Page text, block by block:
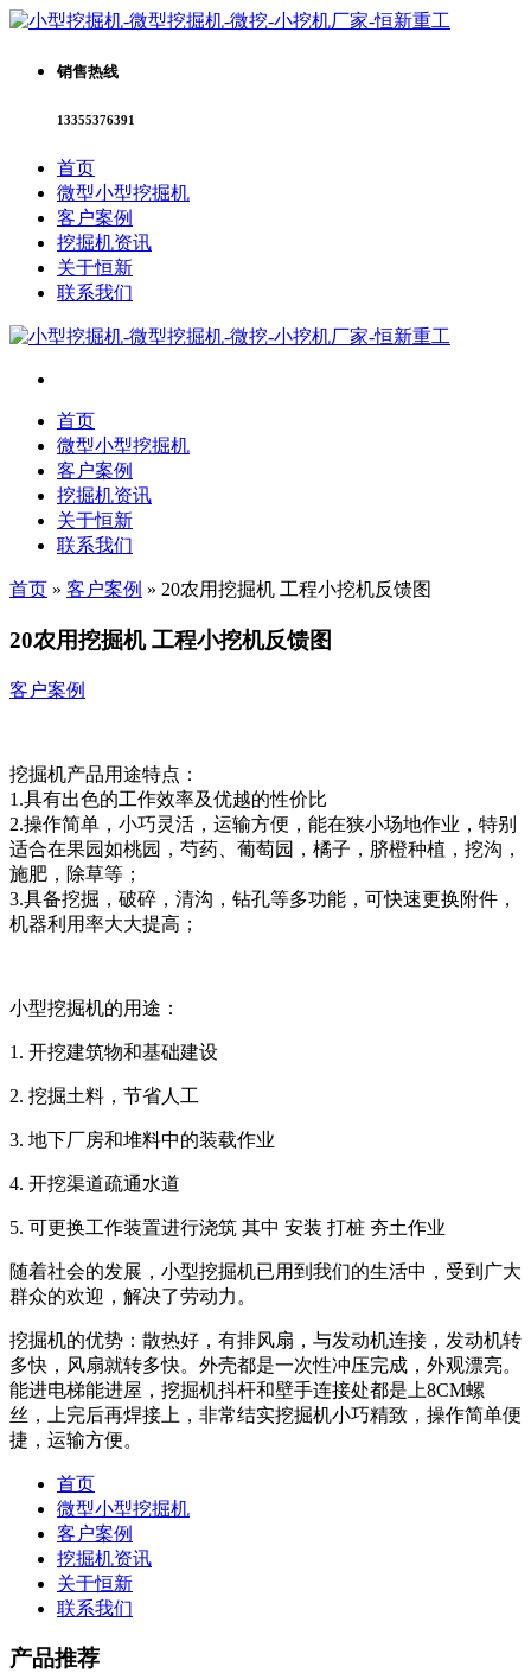
销售热线
13355376391
首页
微型小型挖掘机
客户案例
挖掘机资讯
关于恒新
联系我们
首页
微型小型挖掘机
客户案例
挖掘机资讯
关于恒新
联系我们
首页 » 客户案例 » 20农用挖掘机 工程小挖机反馈图
20农用挖掘机 工程小挖机反馈图
客户案例
挖掘机产品用途特点：
1.具有出色的工作效率及优越的性价比
2.操作简单，小巧灵活，运输方便，能在狭小场地作业，特别
适合在果园如桃园，芍药、葡萄园，橘子，脐橙种植，挖沟，
施肥，除草等；
3.具备挖掘，破碎，清沟，钻孔等多功能，可快速更换附件，
机器利用率大大提高；
小型挖掘机的用途：
1. 开挖建筑物和基础建设
2. 挖掘土料，节省人工
3. 地下厂房和堆料中的装载作业
4. 开挖渠道疏通水道
5. 可更换工作装置进行浇筑 其中 安装 打桩 夯土作业
随着社会的发展，小型挖掘机已用到我们的生活中，受到广大
群众的欢迎，解决了劳动力。
挖掘机的优势：散热好，有排风扇，与发动机连接，发动机转
多快，风扇就转多快。外壳都是一次性冲压完成，外观漂亮。
能进电梯能进屋，挖掘机抖杆和壁手连接处都是上8CM螺
丝，上完后再焊接上，非常结实挖掘机小巧精致，操作简单便
捷，运输方便。
首页
微型小型挖掘机
客户案例
挖掘机资讯
关于恒新
联系我们
产品推荐